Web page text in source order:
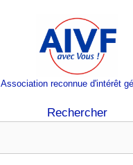
Association reconnue d'intérêt
Rechercher